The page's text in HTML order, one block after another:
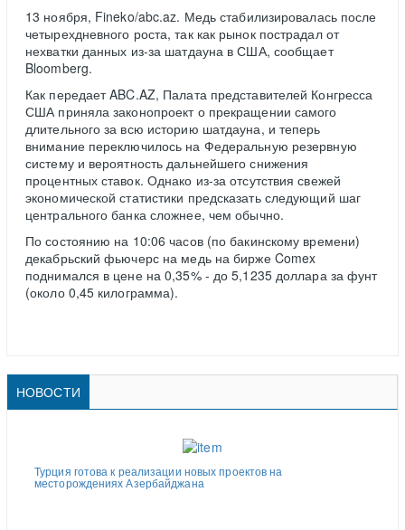
13 ноября, Fineko/abc.az. Медь стабилизировалась после
четырехдневного роста, так как рынок пострадал от
нехватки данных из-за шатдауна в США, сообщает
Bloomberg.
Как передает ABC.AZ, Палата представителей Конгресса
США приняла законопроект о прекращении самого
длительного за всю историю шатдауна, и теперь
внимание переключилось на Федеральную резервную
систему и вероятность дальнейшего снижения
процентных ставок. Однако из-за отсутствия свежей
экономической статистики предсказать следующий шаг
центрального банка сложнее, чем обычно.
По состоянию на 10:06 часов (по бакинскому времени)
декабрьский фьючерс на медь на бирже Comex
поднимался в цене на 0,35% - до 5,1235 доллара за фунт
(около 0,45 килограмма).
НОВОСТИ
Турция готова к реализации новых проектов на
месторождениях Азербайджана